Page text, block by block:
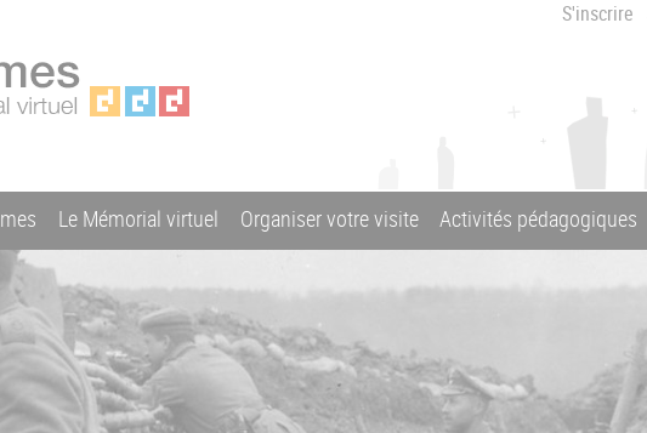
S'inscrire
Le Mémorial virtuel Organiser votre visite Activités pédagogiques